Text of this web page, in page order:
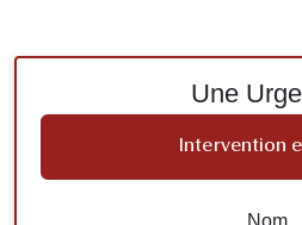
Une
Intervention